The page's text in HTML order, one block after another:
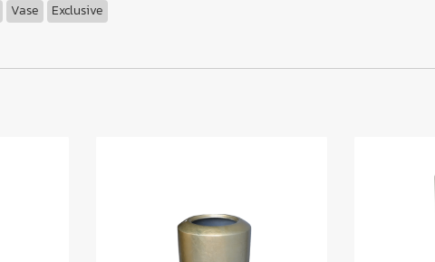
Vase Exclusive